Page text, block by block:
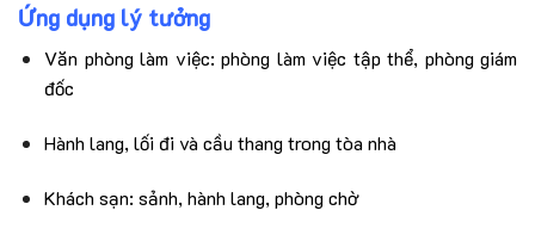
Ứng dụng lý tưởng
Văn phòng làm việc: phòng làm việc tập thể, phòng giám
đốc
Hành lang, lối đi và cầu thang trong tòa nhà
Khách sạn: sảnh, hành lang, phòng chờ